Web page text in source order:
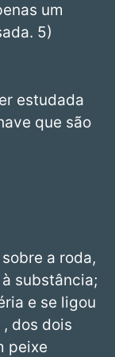
um
5)
estudada
que são
a roda,
substância;
e se ligou
dos dois
peixe